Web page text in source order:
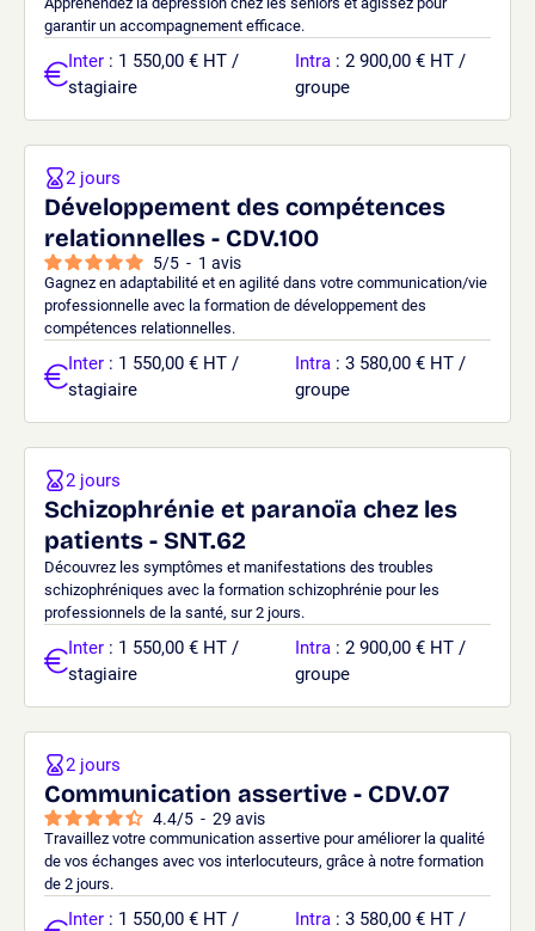
garantir un accompagnement efficace.
Inter : 1 550,00 € HT /
stagiaire
Intra : 2 900,00 € HT /
groupe
Développement des compétences
relationnelles - CDV.100
5/5 - 1 avis
Gagnez en adaptabilité et en agilité dans votre communication/vie
professionnelle avec la formation de développement des
compétences relationnelles.
2 jours
Inter : 1 550,00 € HT /
stagiaire
Intra : 3 580,00 € HT /
groupe
Schizophrénie et paranoïa chez les
patients - SNT.62
Découvrez les symptômes et manifestations des troubles
schizophréniques avec la formation schizophrénie pour les
professionnels de la santé, sur 2 jours.
2 jours
Inter : 1 550,00 € HT /
stagiaire
Intra : 2 900,00 € HT /
groupe
Communication assertive - CDV.07
4.4/5 - 29 avis
Travaillez votre communication assertive pour améliorer la qualité
de vos échanges avec vos interlocuteurs, grâce à notre formation
de 2 jours.
2 jours
Inter : 1 550,00 € HT /
Intra : 3 580,00 € HT /